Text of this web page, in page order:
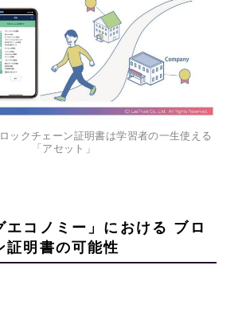
ックチェーン証明書は学習者の一生使える
「アセット」
エコノミー」における ブロ
証明書の可能性